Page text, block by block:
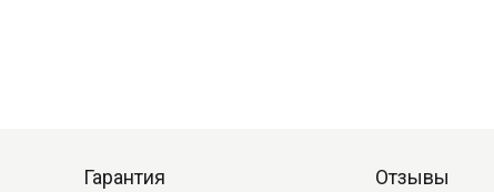
Гарантия Отзывы